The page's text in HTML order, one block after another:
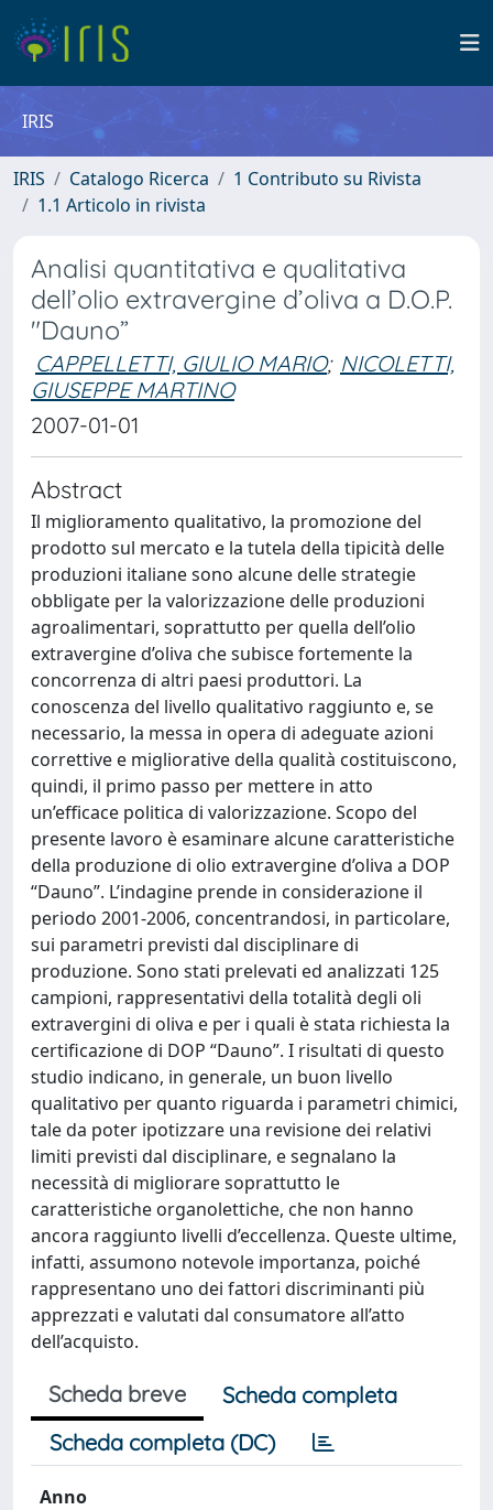
IRIS
IRIS Catalogo Ricerca
1 Contributo su Rivista
1.1 Articolo in rivista
Analisi quantitativa e qualitativa
dell’olio extravergine d’oliva a D.O.P.
"Dauno”
CAPPELLETTI, GIULIO MARIO; NICOLETTI,
GIUSEPPE MARTINO
2007-01-01
Abstract
Il miglioramento qualitativo, la promozione del
prodotto sul mercato e la tutela della tipicità delle
produzioni italiane sono alcune delle strategie
obbligate per la valorizzazione delle produzioni
agroalimentari, soprattutto per quella dell’olio
extravergine d’oliva che subisce fortemente la
concorrenza di altri paesi produttori. La
conoscenza del livello qualitativo raggiunto e, se
necessario, la messa in opera di adeguate azioni
correttive e migliorative della qualità costituiscono,
quindi, il primo passo per mettere in atto
un’efficace politica di valorizzazione. Scopo del
presente lavoro è esaminare alcune caratteristiche
della produzione di olio extravergine d’oliva a DOP
“Dauno”. L’indagine prende in considerazione il
periodo 2001-2006, concentrandosi, in particolare,
sui parametri previsti dal disciplinare di
produzione. Sono stati prelevati ed analizzati 125
campioni, rappresentativi della totalità degli oli
extravergini di oliva e per i quali è stata richiesta la
certificazione di DOP “Dauno”. I risultati di questo
studio indicano, in generale, un buon livello
qualitativo per quanto riguarda i parametri chimici,
tale da poter ipotizzare una revisione dei relativi
limiti previsti dal disciplinare, e segnalano la
necessità di migliorare soprattutto le
caratteristiche organolettiche, che non hanno
ancora raggiunto livelli d’eccellenza. Queste ultime,
infatti, assumono notevole importanza, poiché
rappresentano uno dei fattori discriminanti più
apprezzati e valutati dal consumatore all’atto
dell’acquisto.
Scheda breve
Scheda completa
Scheda completa (DC)
Anno